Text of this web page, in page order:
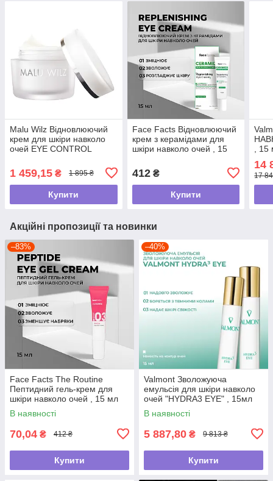
Malu Wilz Відновлюючий
крем для шкіри навколо
очей EYE CONTROL
1 459,15 ₴ 1 895 ₴
Купити
Face Facts Відновлюючий
крем з керамідами для
шкіри навколо очей , 15
412₴
Купити
,
14
17
Акційні пропозиції та новинки
–83%
Face Facts The Routine
Пептидний гель-крем для
шкіри навколо очей , 15 мл
В наявності
70,04 ₴ 412 ₴
Купити
–40%
Valmont Зволожуюча
емульсія для шкіри навколо
очей "HYDRA3 EYE" , 15мл
В наявності
5 887,80 ₴ 9 813 ₴
Купити